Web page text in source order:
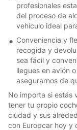
profesionales
del proceso de
vehículo ideal
Conveniencia y
recogida y
sea fácil y
llegues en avión
asegurarnos de
No importa si estás
tener tu propio
ciudad y sus
con Europcar hoy y